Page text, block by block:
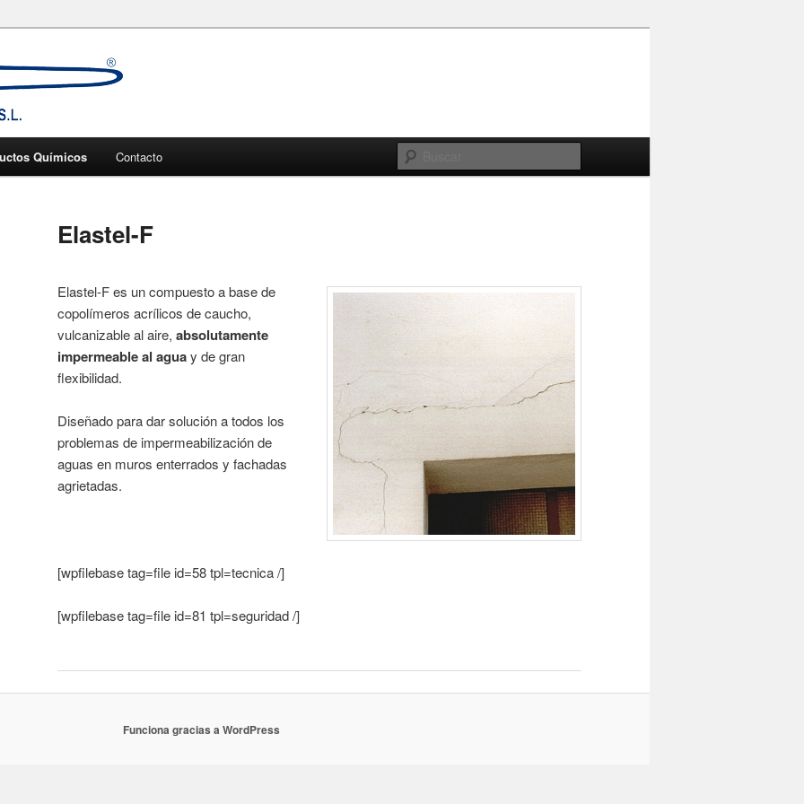
la construcción
Químicos Contacto
Elastel-F
Elastel-F es un compuesto a base de
copolímeros acrílicos de caucho,
vulcanizable al aire, absolutamente
impermeable al aguay de gran
flexibilidad.
Diseñado para dar solución a todos los
problemas de impermeabilización de
aguas en muros enterrados y fachadas
agrietadas.
[wpfilebase tag=file id=58 tpl=tecnica /]
[wpfilebase tag=file id=81 tpl=seguridad /]
Funciona gracias a WordPress